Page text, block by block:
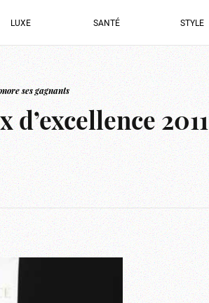
LUXE SANTÉ STYLE
ses gagnants
d’excellence 2011